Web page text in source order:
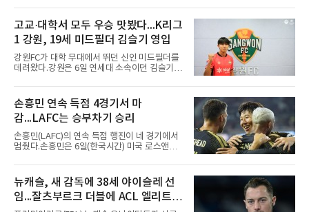
관심을 받았는데, 18개월간 이어진 재계약 협상
이 한때 교착됐기 때문이다. 그러
와 2026 쿠팡플레이 시리즈 친선 경기를 치른다.
구단 소집 명단에 이강인이 포함되면서 변수가
없는 한 그의 첫 출격은 서울이 된다.등번호부터
무게가 실렸다. 이강인은 첫 경기부터 7번을 단
다. 2010년대 팀의 전성기를 이끈 앙투안 그리즈
만이 달았던 번호다.합류 과정은 순탄치 않았다.
스페인으로 건너가려던 그는 병역 특례 행정 절
짧게 호흡을 맞춰 경기에 나선다.역할도 관심사
다. 유려한 탈압박과
고교·대학서 모두 우승 맛봤다...K리그
1 강원, 19세 미드필더 김슬기 영입
강원FC가 대학 무대에서 뛰던 신인 미드필더를
데려왔다.강원은 6일 연세대 소속이던 김슬기
조건을 갖췄다.이력은 우승으로 채워져 있다. 수
원고 시절 주축으로 활약하며 지난해 전국고등
리그와 추계전국고등대회 우승에 기여했고, 올
해 연세대 진학 후에는 춘계한산대첩기대학대회
정상에 올랐다. 2024년에는 17세 이하(U-17) 대
표팀 훈련에도 소집됐다.김슬기는 입단하게 돼
기쁘고 영광이라며 프로 무대에서도 성장해 팀
손흥민 연속 득점 4경기서 마
감...LAFC는 승부차기 승리
손흥민(LAFC)의 연속 득점 행진이 네 경기에서
멈췄다.손흥민은 6일(한국시간) 미국 로스앤젤
컵 리그 페이즈 1차전 치바스 과달라하라(멕시
코)전에 선발 출전했으나 공격포인트 없이 후반
41분 타일러 보이드와 교체됐다. 이날 골을 넣었
다면 공식전 5경기 연속 득점이었다. 다만 메이
저리그사커(MLS)에서 이어온 4경기 연속골 기
뉴캐슬, 새 감독에 38세 야이슬레 선
임...잘츠부르크 더블에 ACL 엘리트 2